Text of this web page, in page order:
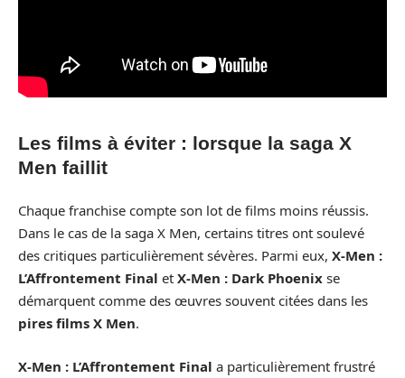
Les films à éviter : lorsque la saga X
Men faillit
Chaque franchise compte son lot de films moins réussis.
Dans le cas de la saga X Men, certains titres ont soulevé
des critiques particulièrement sévères. Parmi eux, X-Men :
L’Affrontement Final et X-Men : Dark Phoenix se
démarquent comme des œuvres souvent citées dans les
pires films X Men.
X-Men : L’Affrontement Final a particulièrement frustré